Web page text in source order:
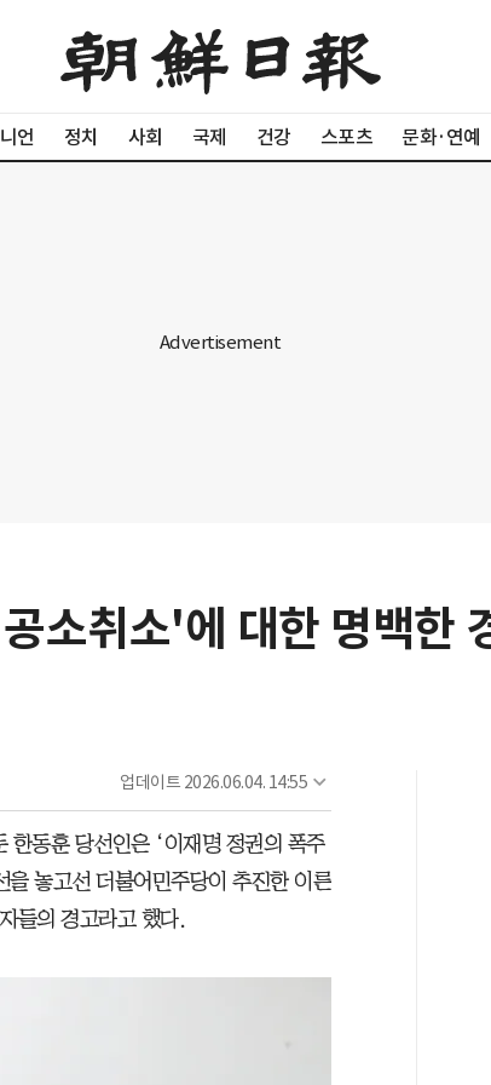
언 정치 사회 국제 건강 스포츠 문화·연예
소취소'에 대한 명백한
업데이트 2026.06.04. 14:55
한동훈 당선인은 ‘이재명 정권의 폭주
놓고선 더불어민주당이 추진한 이른
들의 경고라고 했다.